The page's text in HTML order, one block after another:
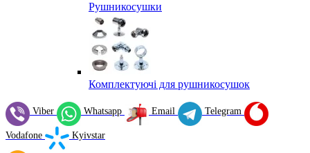
Рушникосушки
Комплектуючі для рушникосушок
Viber Whatsapp Email Telegram
Vodafone Kyivstar